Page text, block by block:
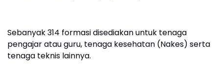
Sebanyak 314 formasi disediakan untuk tenaga
pengajar atau guru, tenaga kesehatan (Nakes) serta
tenaga teknis lainnya.